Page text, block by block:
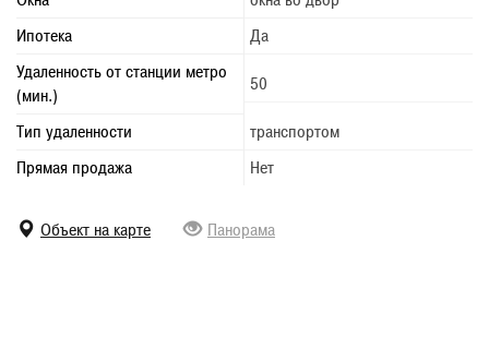
Ипотека
Да
Удаленность от станции метро
(мин.)
50
Тип удаленности
транспортом
Прямая продажа
Нет
Объект на карте Панорама